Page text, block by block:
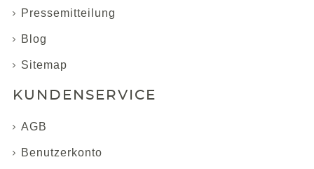
Pressemitteilung
Blog
Sitemap
KUNDENSERVICE
AGB
Benutzerkonto